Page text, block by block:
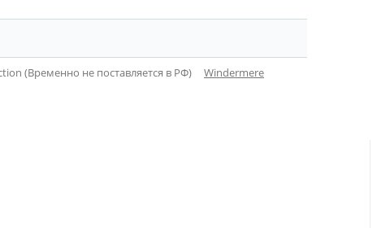
(Временно не поставляется в РФ) Windermere